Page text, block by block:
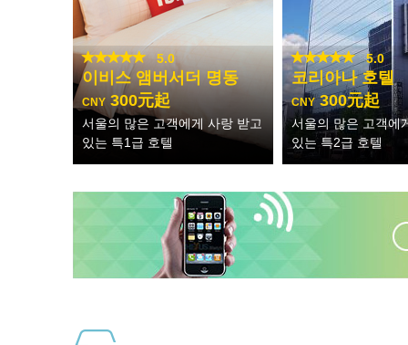
5.0
이비스 앰버서더 명동
CNY300元起
서울의 많은 고객에게 사랑 받고
있는 특1급 호텔
5.0
코리아나 호텔
CNY300元起
서울의 많은 고객에
있는 특2급 호텔